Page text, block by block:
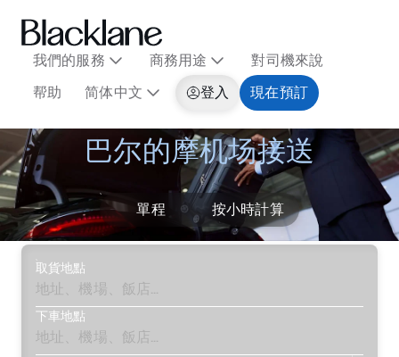
我們的服務 商務用途
對司機來說
帮助
简体中文 登入 現在預訂
巴尔的摩机场接送
單程 按小時計算
取貨地點
下車地點